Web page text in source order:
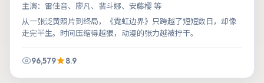
主演： 雷佳音、廖凡、裴斗娜、安藤樱 等
从一张泛黄照片到终局，《霓虹边界》只跨越了短短数日，却像
走完半生。时间压缩得越狠，动漫的张力越被拧干。
96,579 8.9